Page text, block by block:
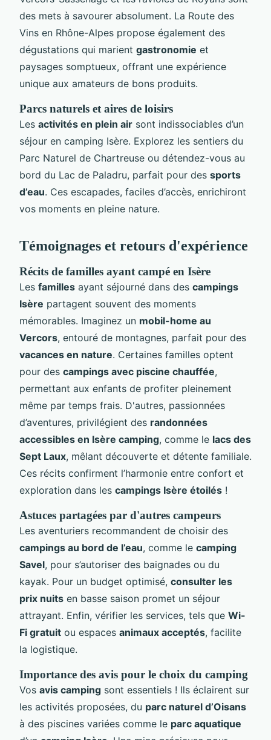
des mets à savourer absolument. La Route des
Vins en Rhône-Alpes propose également des
dégustations qui marient gastronomie et
paysages somptueux, offrant une expérience
unique aux amateurs de bons produits.
Parcs naturels et aires de loisirs
Les activités en plein air sont indissociables d’un
séjour en camping Isère. Explorez les sentiers du
Parc Naturel de Chartreuse ou détendez-vous au
bord du Lac de Paladru, parfait pour des sports
d’eau. Ces escapades, faciles d’accès, enrichiront
vos moments en pleine nature.
Témoignages et retours d'expérience
Récits de familles ayant campé en Isère
Les familles ayant séjourné dans des campings
Isère partagent souvent des moments
mémorables. Imaginez un mobil-home au
Vercors, entouré de montagnes, parfait pour des
vacances en nature. Certaines familles optent
pour des campings avec piscine chauffée,
permettant aux enfants de profiter pleinement
même par temps frais. D'autres, passionnées
d’aventures, privilégient des randonnées
accessibles en Isère camping, comme le lacs des
Sept Laux, mêlant découverte et détente familiale.
Ces récits confirment l’harmonie entre confort et
exploration dans les campings Isère étoilés !
Astuces partagées par d'autres campeurs
Les aventuriers recommandent de choisir des
campings au bord de l’eau, comme le camping
Savel, pour s’autoriser des baignades ou du
kayak. Pour un budget optimisé, consulter les
prix nuits en basse saison promet un séjour
attrayant. Enfin, vérifier les services, tels que Wi-
Fi gratuit ou espaces animaux acceptés, facilite
la logistique.
Importance des avis pour le choix du camping
Vos avis camping sont essentiels ! Ils éclairent sur
les activités proposées, du parc naturel d’Oisans
à des piscines variées comme le parc aquatique